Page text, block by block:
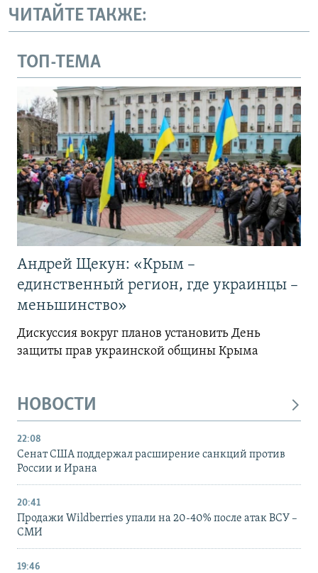
ЧИТАЙТЕ ТАКЖЕ:
ТОП-ТЕМА
Андрей Щекун: «Крым –
единственный регион, где украинцы –
меньшинство»
Дискуссия вокруг планов установить День
защиты прав украинской общины Крыма
НОВОСТИ
22:08
Сенат США поддержал расширение санкций против
России и Ирана
20:41
Продажи Wildberries упали на 20-40% после атак ВСУ –
СМИ
19:46